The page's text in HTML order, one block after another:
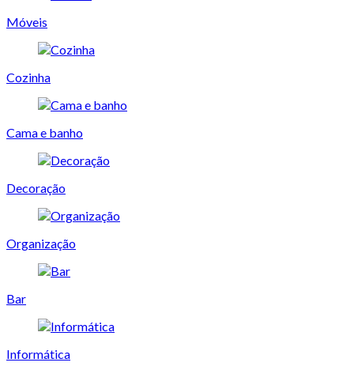
Móveis
Cozinha
Cama e banho
Decoração
Organização
Bar
Informática